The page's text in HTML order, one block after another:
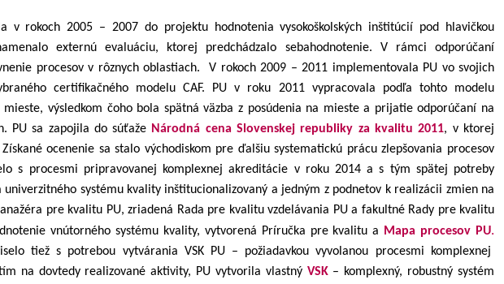
v rokoch 2005 – 2007 do projektu hodnotenia vysokoškolských inštitúcií pod hlavičkou
externú evaluáciu, ktorej predchádzalo sebahodnotenie. V rámci odporúčaní
procesov v rôznych oblastiach. V rokoch 2009 – 2011 implementovala PU vo svojich
certifikačného modelu CAF. PU v roku 2011 vypracovala podľa tohto modelu
výsledkom čoho bola spätná väzba z posúdenia na mieste a prijatie odporúčaní na
PU sa zapojila do súťaže Národná cena Slovenskej republiky za kvalitu 2011, v ktorej
ocenenie sa stalo východiskom pre ďalšiu systematickú prácu zlepšovania procesov
s procesmi pripravovanej komplexnej akreditácie v roku 2014 a s tým spätej potreby
systému kvality inštitucionalizovaný a jedným z podnetov k realizácii zmien na
pre kvalitu PU, zriadená Rada pre kvalitu vzdelávania PU a fakultné Rady pre kvalitu
vnútorného systému kvality, vytvorená Príručka pre kvalitu a Mapa procesov PU.
tiež s potrebou vytvárania VSK PU – požiadavkou vyvolanou procesmi komplexnej
na dovtedy realizované aktivity, PU vytvorila vlastný VSK– komplexný, robustný systém